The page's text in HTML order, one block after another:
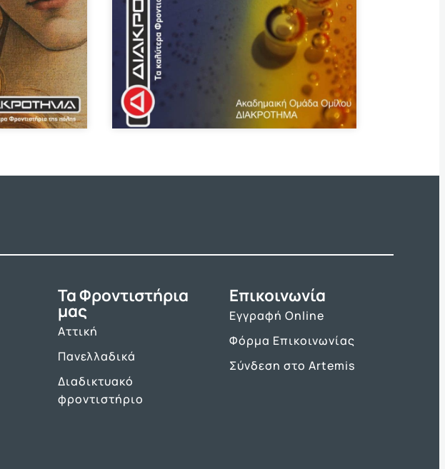
Τα Φροντιστήρια
μας
Αττική
Πανελλαδικά
Διαδικτυακό
φροντιστήριο
Επικοινωνία
Εγγραφή Online
Φόρμα Επικοινωνίας
Σύνδεση στο Artemis